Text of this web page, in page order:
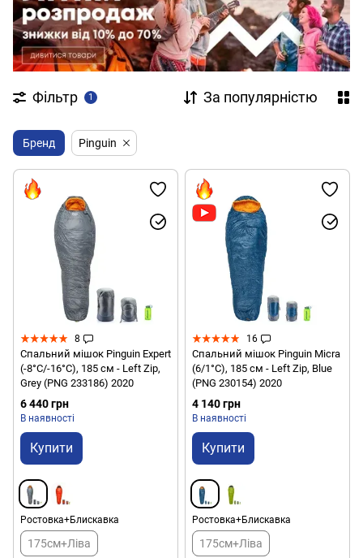
Фільтр 1 За популярністю
Бренд Pinguin
8
Спальний мішок Pinguin Expert
(-8°С/-16°С), 185 см - Left Zip,
Grey (PNG 233186) 2020
6 440 грн
В наявності
Купити
Ростовка+Блискавка
175см+Ліва
16
Спальний мішок Pinguin Micra
(6/1°C), 185 см - Left Zip, Blue
(PNG 230154) 2020
4 140 грн
В наявності
Купити
Ростовка+Блискавка
175см+Ліва